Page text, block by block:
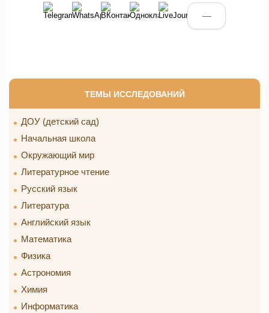
ТЕМЫ ИССЛЕДОВАНИЙ
ДОУ (детский сад)
Начальная школа
Окружающий мир
Литературное чтение
Русский язык
Литература
Английский язык
Математика
Физика
Астрономия
Химия
Информатика
—